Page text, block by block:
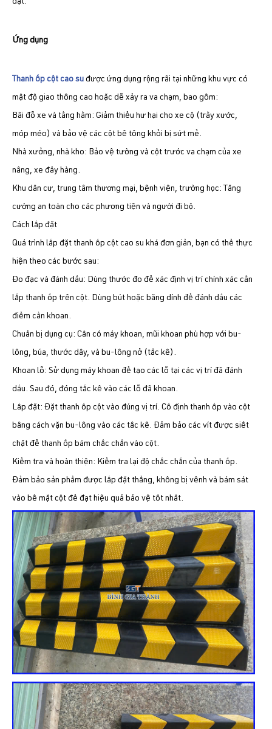
đặt.
​Ứng dụng
​Thanh ốp cột cao su được ứng dụng rộng rãi tại những khu vực có
mật độ giao thông cao hoặc dễ xảy ra va chạm, bao gồm:
​Bãi đỗ xe và tầng hầm: Giảm thiểu hư hại cho xe cộ (trầy xước,
móp méo) và bảo vệ các cột bê tông khỏi bị sứt mẻ.
​Nhà xưởng, nhà kho: Bảo vệ tường và cột trước va chạm của xe
nâng, xe đẩy hàng.
​Khu dân cư, trung tâm thương mại, bệnh viện, trường học: Tăng
cường an toàn cho các phương tiện và người đi bộ.
​Cách lắp đặt
​Quá trình lắp đặt thanh ốp cột cao su khá đơn giản, bạn có thể thực
hiện theo các bước sau:
​Đo đạc và đánh dấu: Dùng thước đo để xác định vị trí chính xác cần
lắp thanh ốp trên cột. Dùng bút hoặc băng dính để đánh dấu các
điểm cần khoan.
​Chuẩn bị dụng cụ: Cần có máy khoan, mũi khoan phù hợp với bu-
lông, búa, thước dây, và bu-lông nở (tắc kê).
​Khoan lỗ: Sử dụng máy khoan để tạo các lỗ tại các vị trí đã đánh
dấu. Sau đó, đóng tắc kê vào các lỗ đã khoan.
​Lắp đặt: Đặt thanh ốp cột vào đúng vị trí. Cố định thanh ốp vào cột
bằng cách vặn bu-lông vào các tắc kê. Đảm bảo các vít được siết
chặt để thanh ốp bám chắc chắn vào cột.
​Kiểm tra và hoàn thiện: Kiểm tra lại độ chắc chắn của thanh ốp.
Đảm bảo sản phẩm được lắp đặt thẳng, không bị vênh và bám sát
vào bề mặt cột để đạt hiệu quả bảo vệ tốt nhất.